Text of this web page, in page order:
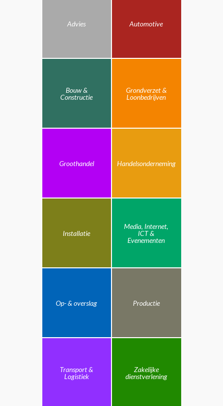
Advies Automotive
Bouw &
Constructie
Grondverzet &
Loonbedrijven
Groothandel Handelsonderneming
Installatie
Media, Internet,
ICT &
Evenementen
Op- & overslag Productie
Transport &
Logistiek
Zakelijke
dienstverlening